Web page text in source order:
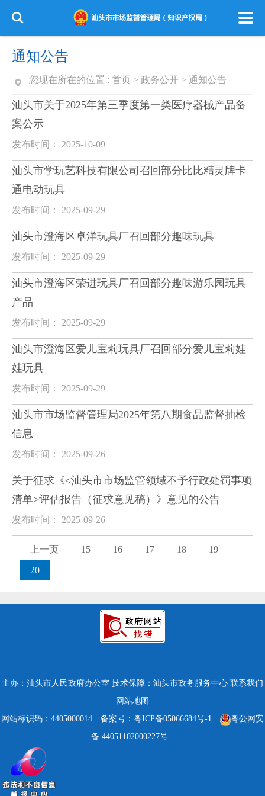
通知公告
您现在所在的位置 : 首页 > 政务公开 > 通知公告
汕头市关于2025年第三季度第一类医疗器械产品备
案公示
发布时间： 2025-10-09
汕头市学玩艺科技有限公司召回部分比比精灵牌卡
通电动玩具
发布时间： 2025-09-29
汕头市澄海区卓洋玩具厂召回部分趣味玩具
发布时间： 2025-09-29
汕头市澄海区荣进玩具厂召回部分趣味游乐园玩具
产品
发布时间： 2025-09-29
汕头市澄海区爱儿宝莉玩具厂召回部分爱儿宝莉娃
娃玩具
发布时间： 2025-09-29
汕头市市场监督管理局2025年第八期食品监督抽检
信息
发布时间： 2025-09-26
关于征求《<汕头市市场监管领域不予行政处罚事项
清单>评估报告（征求意见稿）》意见的公告
发布时间： 2025-09-26
上一页 15 16 17 18 19
20
主办：汕头市人民政府办公室 技术保障：汕头市政务服务中心 联系我们
网站地图
网站标识码：4405000014
备案号：粤ICP备05066684号-1
粤公网安
备 44051102000227号